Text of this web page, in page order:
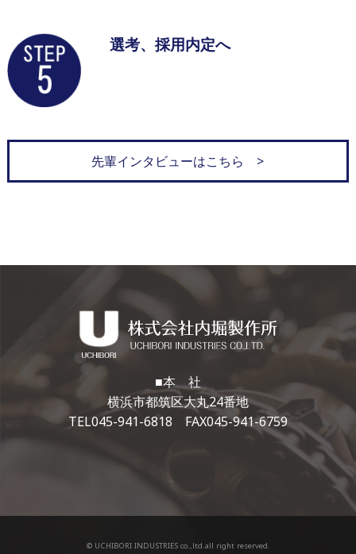
選考、採用内定へ
先輩インタビューはこちら >
■本 社
横浜市都筑区大丸24番地
TEL045-941-6818 FAX045-941-6759
© UCHIBORI INDUSTRIES co.,ltd.all right reserved.